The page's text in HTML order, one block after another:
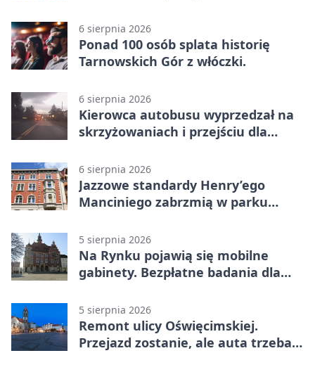
6 sierpnia 2026
Ponad 100 osób splata historię
Tarnowskich Gór z włóczki.
6 sierpnia 2026
Kierowca autobusu wyprzedzał na
skrzyżowaniach i przejściu dla
6 sierpnia 2026
Jazzowe standardy Henry’ego
Manciniego zabrzmią w parku
5 sierpnia 2026
Na Rynku pojawią się mobilne
gabinety. Bezpłatne badania dla
5 sierpnia 2026
Remont ulicy Oświęcimskiej.
Przejazd zostanie, ale auta trzeba